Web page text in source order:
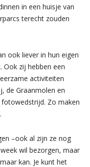
in een huisje van
terecht zouden
ook liever in hun eigen
Ook zij hebben een
activiteiten
de Graanmolen en
Zo maken
–ook al zijn ze nog
wil bezorgen, maar
kan. Je kunt het